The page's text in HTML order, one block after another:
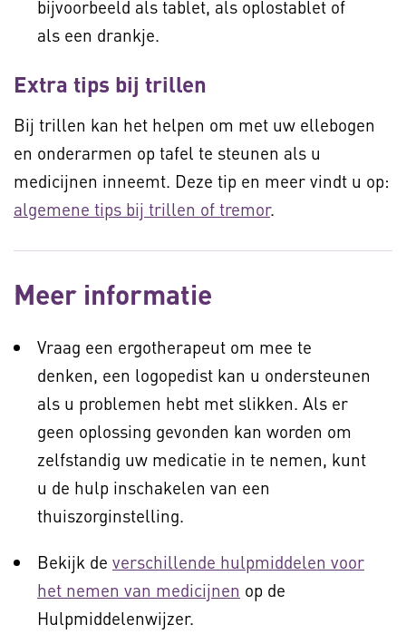
bijvoorbeeld als tablet, als oplostablet of
als een drankje.
Extra tips bij trillen
Bij trillen kan het helpen om met uw ellebogen
en onderarmen op tafel te steunen als u
medicijnen inneemt. Deze tip en meer vindt u op:
algemene tips bij trillen of tremor.
Meer informatie
Vraag een ergotherapeut om mee te
denken, een logopedist kan u ondersteunen
als u problemen hebt met slikken. Als er
geen oplossing gevonden kan worden om
zelfstandig uw medicatie in te nemen, kunt
u de hulp inschakelen van een
thuiszorginstelling.
Bekijk de verschillende hulpmiddelen voor
het nemen van medicijnen op de
Hulpmiddelenwijzer.